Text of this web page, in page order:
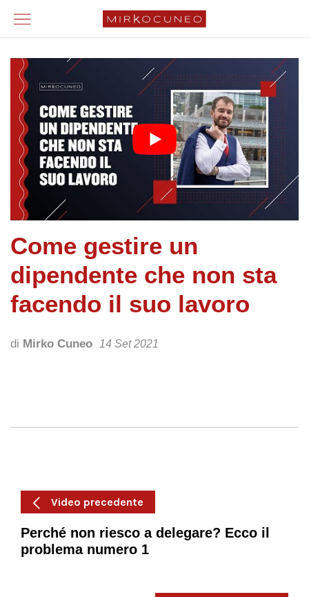
Come gestire un
dipendente che non sta
facendo il suo lavoro
di Mirko Cuneo 14 Set 2021
Video precedente
Perché non riesco a delegare? Ecco il
problema numero 1